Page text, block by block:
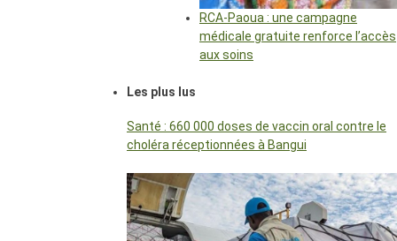
RCA-Paoua : une campagne
médicale gratuite renforce l’accès
aux soins
Les plus lus
Santé : 660 000 doses de vaccin oral contre le
choléra réceptionnées à Bangui